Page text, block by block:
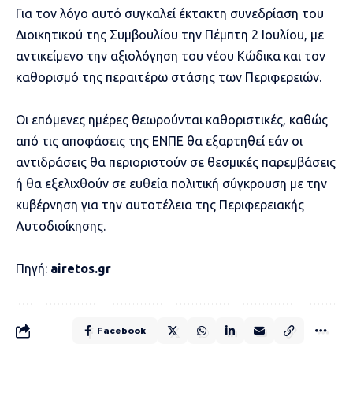
Για τον λόγο αυτό συγκαλεί έκτακτη συνεδρίαση του
Διοικητικού της Συμβουλίου την Πέμπτη 2 Ιουλίου, με
αντικείμενο την αξιολόγηση του νέου Κώδικα και τον
καθορισμό της περαιτέρω στάσης των Περιφερειών.
Οι επόμενες ημέρες θεωρούνται καθοριστικές, καθώς
από τις αποφάσεις της ΕΝΠΕ θα εξαρτηθεί εάν οι
αντιδράσεις θα περιοριστούν σε θεσμικές παρεμβάσεις
ή θα εξελιχθούν σε ευθεία πολιτική σύγκρουση με την
κυβέρνηση για την αυτοτέλεια της Περιφερειακής
Αυτοδιοίκησης.
Πηγή: airetos.gr
Facebook